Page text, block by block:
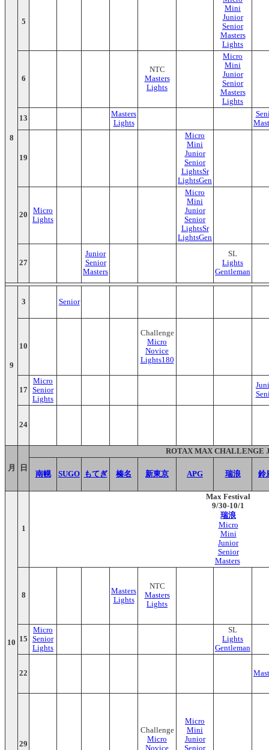
8
5
Mini
Junior
Senior
Masters
Lights
6
NTC
Masters
Lights
Micro
Mini
Junior
Senior
Masters
Lights
13
Masters
Lights
19
Micro
Mini
Junior
Senior
LightsSr
LightsGen
20
Micro
Lights
Micro
Mini
Junior
Senior
LightsSr
LightsGen
27
Junior
Senior
Masters
SL
Lights
Gentleman
9
3 Senior
10
Challenge
Micro
Novice
Lights180
17
Micro
Senior
Lights
24
月 日
ROTAX MAX CHALLENGE
南幌 SUGO もてぎ 榛名 新東京 APG 瑞浪 鈴
10
1
Max Festival
9/30-10/1
瑞浪
Micro
Mini
Junior
Senior
Masters
8
Masters
Lights
NTC
Masters
Lights
15
Micro
Senior
Lights
SL
Lights
Gentleman
22
29
Challenge
Micro
Novice
Micro
Mini
Junior
Senior